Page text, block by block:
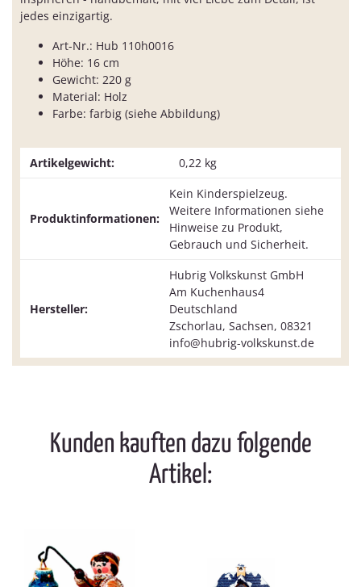
jedes einzigartig.
Art-Nr.: Hub 110h0016
Höhe: 16 cm
Gewicht: 220 g
Material: Holz
Farbe: farbig (siehe Abbildung)
Artikelgewicht: 0,22 kg
Produktinformationen:
Kein Kinderspielzeug.
Weitere Informationen siehe
Hinweise zu Produkt,
Gebrauch und Sicherheit.
Hersteller:
Hubrig Volkskunst GmbH
Am Kuchenhaus4
Deutschland
Zschorlau, Sachsen, 08321
info@hubrig-volkskunst.de
Kunden kauften dazu folgende
Artikel: